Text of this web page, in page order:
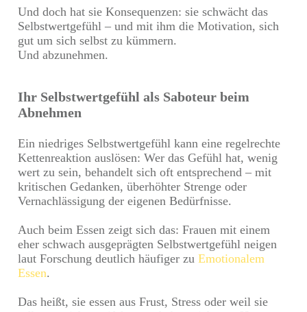
Und doch hat sie Konsequenzen: sie schwächt das
Selbstwertgefühl – und mit ihm die Motivation, sich
gut um sich selbst zu kümmern.
Und abzunehmen.
Ihr Selbstwertgefühl als Saboteur beim
Abnehmen
Ein niedriges Selbstwertgefühl kann eine regelrechte
Kettenreaktion auslösen: Wer das Gefühl hat, wenig
wert zu sein, behandelt sich oft entsprechend – mit
kritischen Gedanken, überhöhter Strenge oder
Vernachlässigung der eigenen Bedürfnisse.
Auch beim Essen zeigt sich das: Frauen mit einem
eher schwach ausgeprägten Selbstwertgefühl neigen
laut Forschung deutlich häufiger zu Emotionalem
Essen.
Das heißt, sie essen aus Frust, Stress oder weil sie